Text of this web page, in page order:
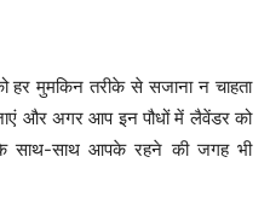
हर मुमकिन तरीके से सजाना न चाहता
और अगर आप इन पौधों में लैवेंडर को
साथ-साथ आपके रहने की जगह भी